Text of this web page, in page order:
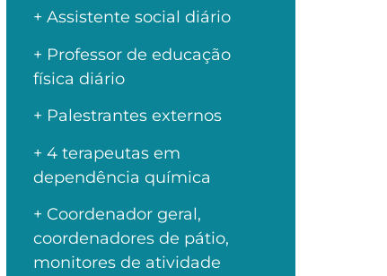
+ Assistente social diário
+ Professor de educação
física diário
+ Palestrantes externos
+ 4 terapeutas em
dependência química
+ Coordenador geral,
coordenadores de pátio,
monitores de atividade